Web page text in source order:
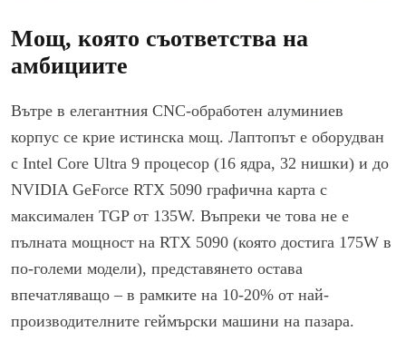
Мощ, която съответства на
амбициите
Вътре в елегантния CNC-обработен алуминиев
корпус се крие истинска мощ. Лаптопът е оборудван
с Intel Core Ultra 9 процесор (16 ядра, 32 нишки) и до
NVIDIA GeForce RTX 5090 графична карта с
максимален TGP от 135W. Въпреки че това не е
пълната мощност на RTX 5090 (която достига 175W в
по-големи модели), представянето остава
впечатляващо – в рамките на 10-20% от най-
производителните геймърски машини на пазара.